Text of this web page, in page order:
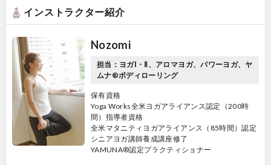
インストラクター紹介
Nozomi
担当：ヨガⅠ・Ⅱ、アロマヨガ、パワーヨガ、ヤ
ムナ®ボディローリング
保有資格
Yoga Works全米ヨガアライアンス認定（200時
間）指導者資格
全米マタニティヨガアライアンス（85時間）認定
シニアヨガ講師養成講座修了
YAMUNA®認定プラクティショナー